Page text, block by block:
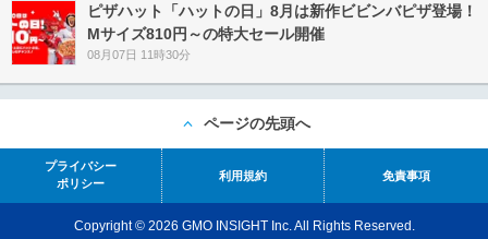
ピザハット「ハットの日」8月は新作ビビンバピザ登場！
Mサイズ810円～の特大セール開催
08月07日 11時30分
ページの先頭へ
プライバシー
ポリシー
利用規約 免責事項
Copyright © 2026 GMO INSIGHT Inc. All Rights Reserved.